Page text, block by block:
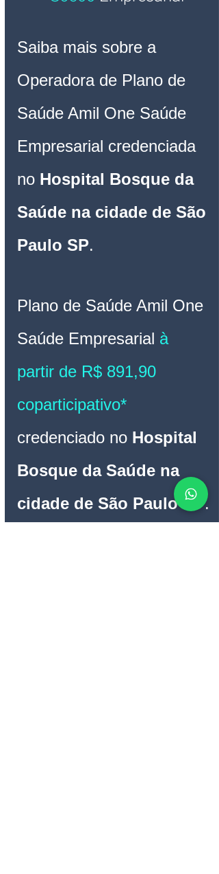
Saiba mais sobre a
Operadora de Plano de
Saúde Amil One Saúde
Empresarial credenciada
no Hospital Bosque da
Saúde na cidade de São
Paulo SP.
Plano de Saúde Amil One
Saúde Empresarial à
partir de R$ 891,90
coparticipativo*
credenciado no Hospital
Bosque da Saúde na
cidade de São Paulo SP.